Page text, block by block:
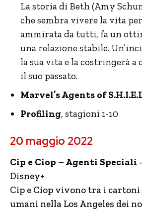
La storia di Beth (Amy
che sembra vivere la vita
ammirata da tutti, fa un
una relazione stabile.
la sua vita e la costringerà
il suo passato.
Marvel’s Agents of
Profiling, stagioni 1-10
20 maggio 2022
Cip e Ciop – Agenti Speciali
Disney+
Cip e Ciop vivono tra i
umani nella Los Angeles dei